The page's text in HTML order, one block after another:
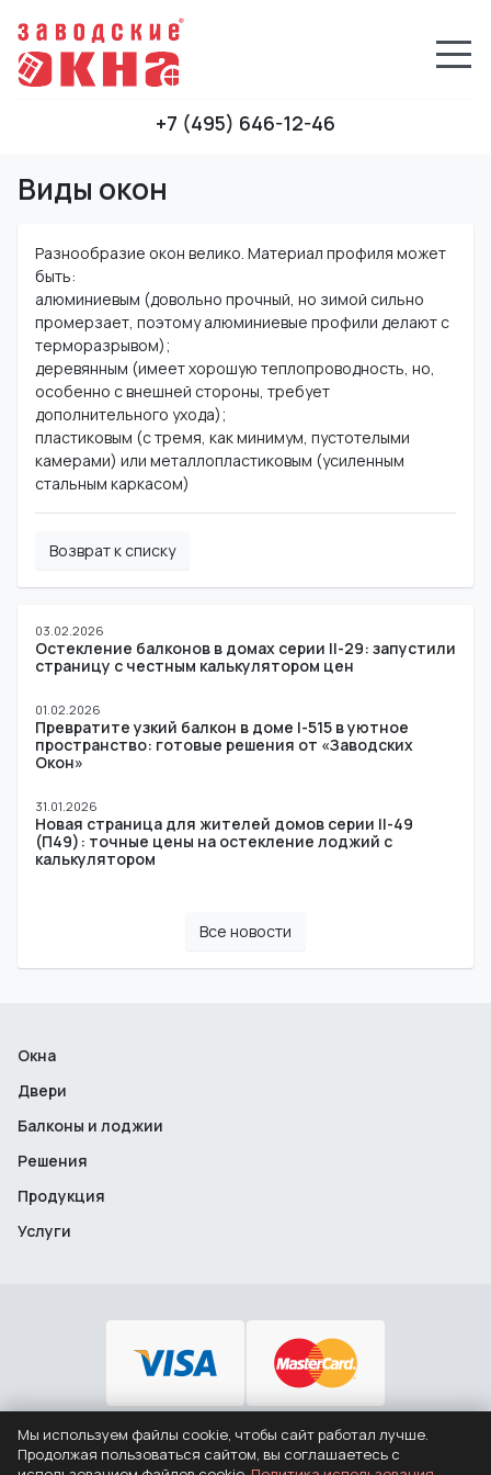
+7 (495) 646-12-46
Виды окон
Разнообразие окон велико. Материал профиля может
быть:
алюминиевым (довольно прочный, но зимой сильно
промерзает, поэтому алюминиевые профили делают с
терморазрывом);
деревянным (имеет хорошую теплопроводность, но,
особенно с внешней стороны, требует
дополнительного ухода);
пластиковым (с тремя, как минимум, пустотелыми
камерами) или металлопластиковым (усиленным
стальным каркасом)
Возврат к списку
03.02.2026
Остекление балконов в домах серии II-29: запустили
страницу с честным калькулятором цен
01.02.2026
Превратите узкий балкон в доме I-515 в уютное
пространство: готовые решения от «Заводских
Окон»
31.01.2026
Новая страница для жителей домов серии II-49
(П49): точные цены на остекление лоджий с
калькулятором
Все новости
Окна
Двери
Балконы и лоджии
Решения
Продукция
Услуги
+7 (495) 646-12-46
Мы используем файлы cookie, чтобы сайт работал лучше.
Продолжая пользоваться сайтом, вы соглашаетесь с